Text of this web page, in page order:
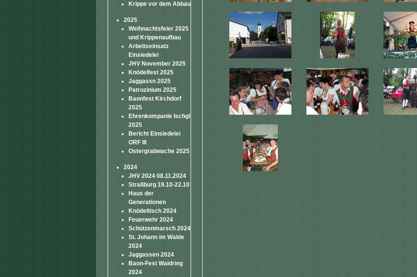
Krippe vor dem Abbau
2025
Weihnachtsfeier 2025
und Krippenaufbau
Arbeitseinsatz
Einsiedelei
JHV November 2025
Knödelfest 2025
Jaggassn 2025
Patrozinium 2025
Baonfest Kirchdorf
2025
Ehrenkompanie Ischgl
2025
Bericht Einsiedelei
ORF III
Ostergrabwache 2025
2024
JHV 2024 08.11.2024
Straßburg 19.10-22.10
Haus der
Generationen
Knödeltisch 2024
Feuerwehr 2024
Schützenmarsch 2024
St. Johann im Walde
2024
Jaggassen 2024
Baon-Fest Waidring
2024